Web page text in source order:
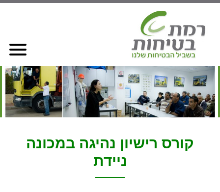
קורס רישיון נהיגה במכונה
ניידת